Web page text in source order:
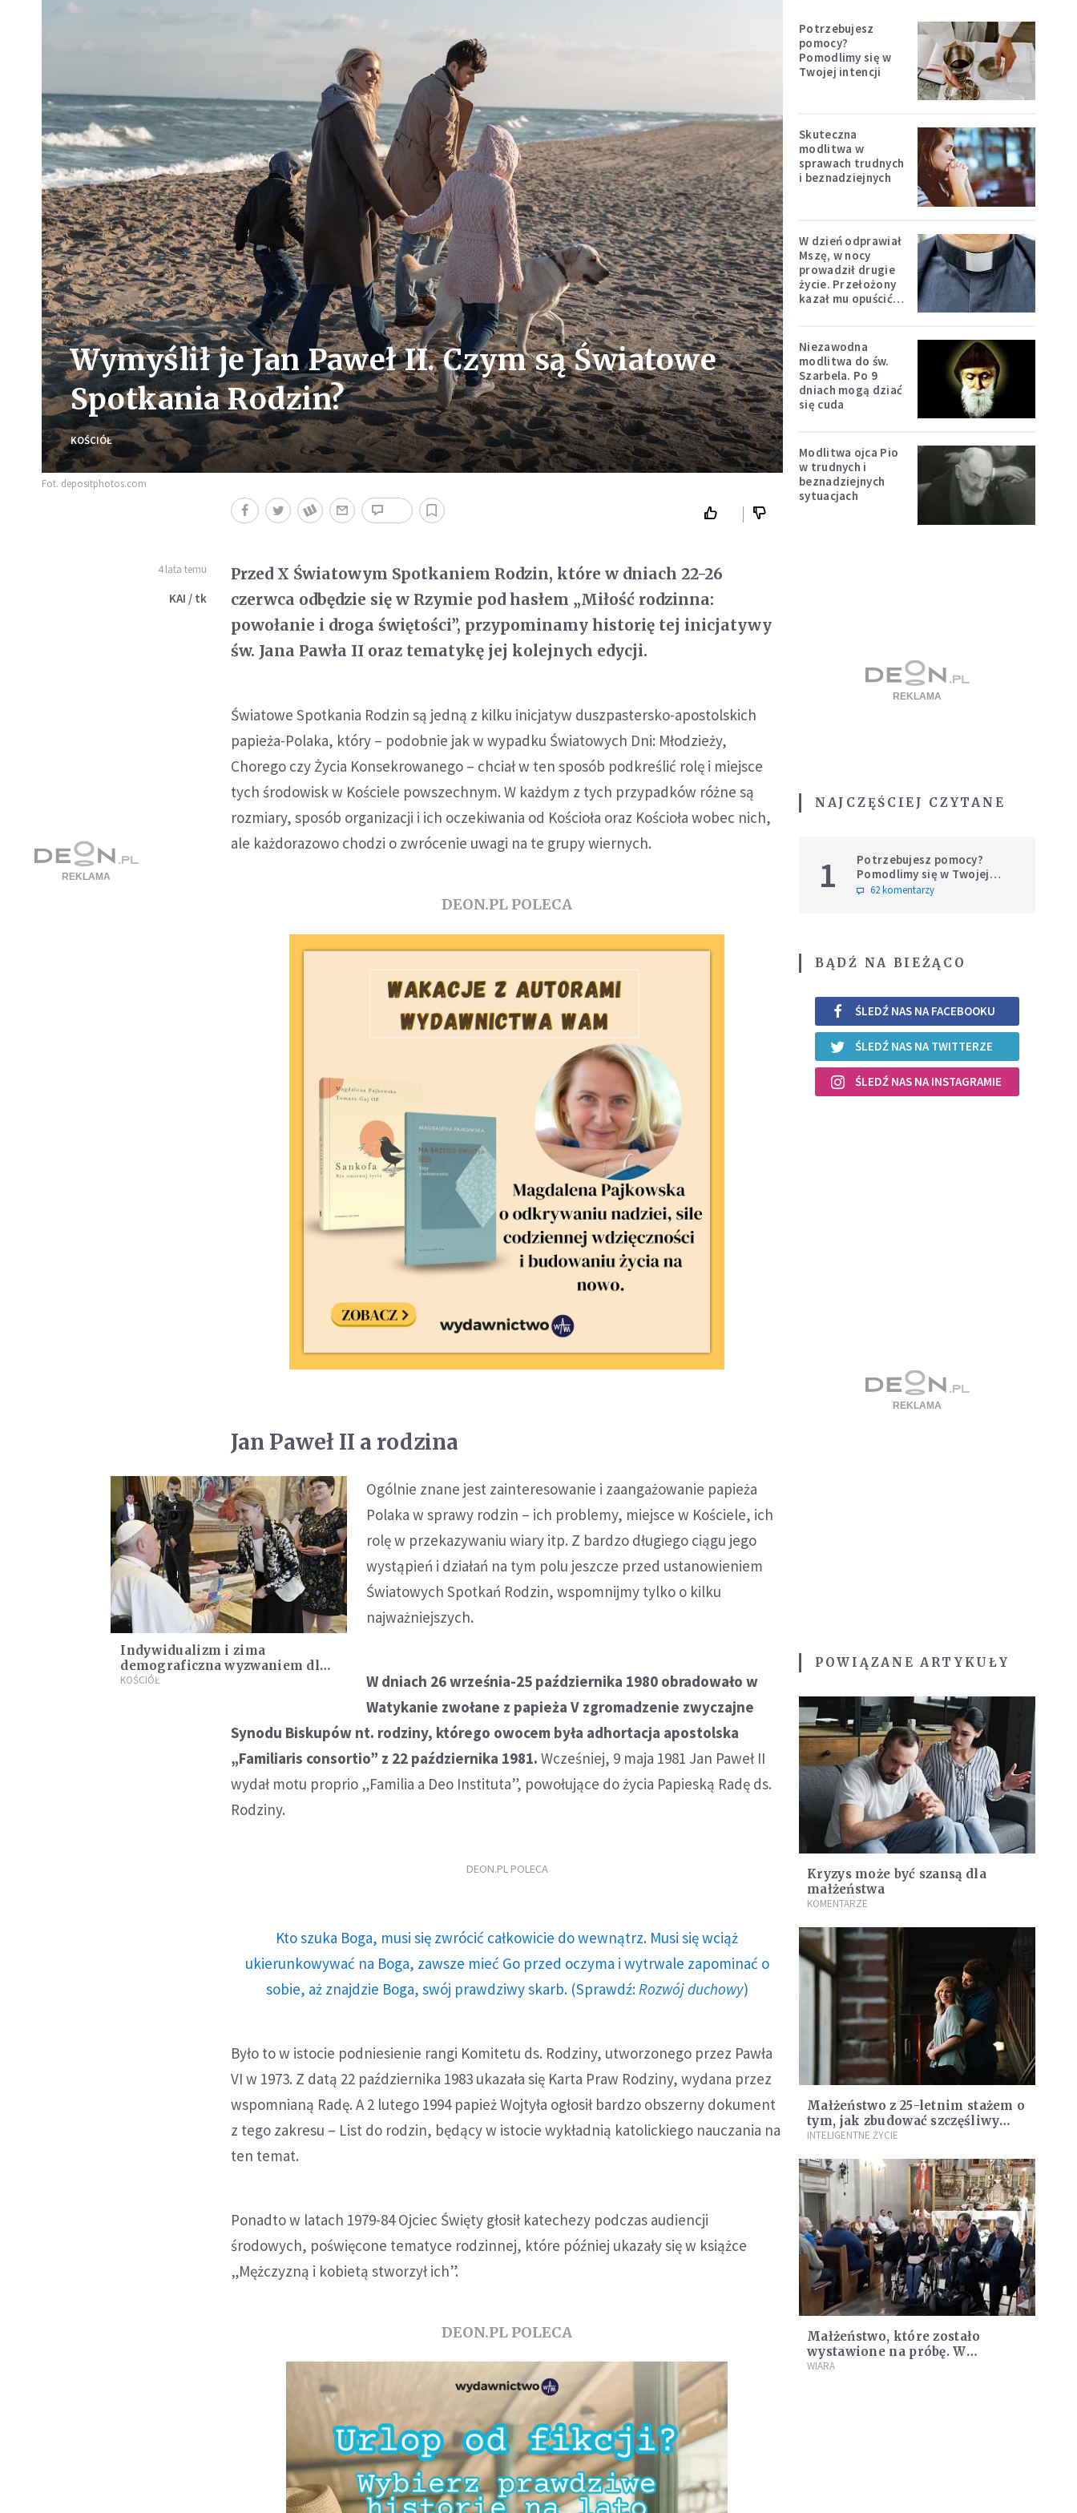
Wymyślił je Jan Paweł II. Czym są Światowe
Spotkania Rodzin?
KOŚCIÓŁ
Fot. depositphotos.com
4 lata temu
KAI / tk
Przed X Światowym Spotkaniem Rodzin, które w dniach 22-26
czerwca odbędzie się w Rzymie pod hasłem „Miłość rodzinna:
powołanie i droga świętości”, przypominamy historię tej inicjatywy
św. Jana Pawła II oraz tematykę jej kolejnych edycji.
Światowe Spotkania Rodzin są jedną z kilku inicjatyw duszpastersko-apostolskich
papieża-Polaka, który – podobnie jak w wypadku Światowych Dni: Młodzieży,
Chorego czy Życia Konsekrowanego – chciał w ten sposób podkreślić rolę i miejsce
tych środowisk w Kościele powszechnym. W każdym z tych przypadków różne są
rozmiary, sposób organizacji i ich oczekiwania od Kościoła oraz Kościoła wobec nich,
ale każdorazowo chodzi o zwrócenie uwagi na te grupy wiernych.
DEON.PL POLECA
Jan Paweł II a rodzina
Indywidualizm i zima
demograficzna wyzwaniem dla
rodzin
KOŚCIÓŁ
Ogólnie znane jest zainteresowanie i zaangażowanie papieża
Polaka w sprawy rodzin – ich problemy, miejsce w Kościele, ich
rolę w przekazywaniu wiary itp. Z bardzo długiego ciągu jego
wystąpień i działań na tym polu jeszcze przed ustanowieniem
Światowych Spotkań Rodzin, wspomnijmy tylko o kilku
najważniejszych.
W dniach 26 września-25 października 1980 obradowało w
Watykanie zwołane z papieża V zgromadzenie zwyczajne
Synodu Biskupów nt. rodziny, którego owocem była adhortacja apostolska
„Familiaris consortio” z 22 października 1981. Wcześniej, 9 maja 1981 Jan Paweł II
wydał motu proprio „Familia a Deo Instituta”, powołujące do życia Papieską Radę ds.
Rodziny.
DEON.PL POLECA
Kto szuka Boga, musi się zwrócić całkowicie do wewnątrz. Musi się wciąż
ukierunkowywać na Boga, zawsze mieć Go przed oczyma i wytrwale zapominać o
sobie, aż znajdzie Boga, swój prawdziwy skarb. (Sprawdź: Rozwój duchowy)
Było to w istocie podniesienie rangi Komitetu ds. Rodziny, utworzonego przez Pawła
VI w 1973. Z datą 22 października 1983 ukazała się Karta Praw Rodziny, wydana przez
wspomnianą Radę. A 2 lutego 1994 papież Wojtyła ogłosił bardzo obszerny dokument
z tego zakresu – List do rodzin, będący w istocie wykładnią katolickiego nauczania na
ten temat.
Ponadto w latach 1979-84 Ojciec Święty głosił katechezy podczas audiencji
środowych, poświęcone tematyce rodzinnej, które później ukazały się w książce
„Mężczyzną i kobietą stworzył ich”.
DEON.PL POLECA
Potrzebujesz
pomocy?
Pomodlimy się w
Twojej intencji
Skuteczna
modlitwa w
sprawach trudnych
i beznadziejnych
W dzień odprawiał
Mszę, w nocy
prowadził drugie
życie. Przełożony
kazał mu opuścić
Niezawodna
modlitwa do św.
Szarbela. Po 9
dniach mogą dziać
się cuda
Modlitwa ojca Pio
w trudnych i
beznadziejnych
sytuacjach
NAJCZĘŚCIEJ CZYTANE
1
Potrzebujesz pomocy?
Pomodlimy się w Twojej
intencji
62 komentarzy
BĄDŹ NA BIEŻĄCO
ŚLEDŹ NAS NA FACEBOOKU
ŚLEDŹ NAS NA TWITTERZE
ŚLEDŹ NAS NA INSTAGRAMIE
POWIĄZANE ARTYKUŁY
Kryzys może być szansą dla
małżeństwa
KOMENTARZE
Małżeństwo z 25-letnim stażem o
tym, jak zbudować szczęśliwy
związek
INTELIGENTNE ŻYCIE
Małżeństwo, które zostało
wystawione na próbę. W
chorobie wsparł ich Bóg
WIARA